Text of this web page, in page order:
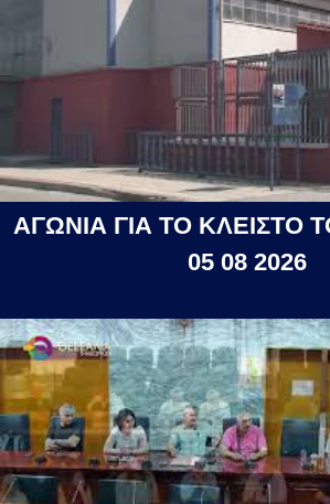
ΑΓΩΝΙΑ ΓΙΑ ΤΟ ΚΛΕΙΣΤΟ
05 08 2026